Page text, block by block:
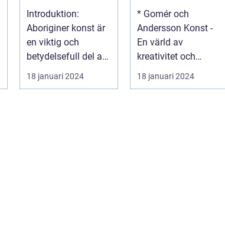
på kulturell
mångfald och
kreativitet
Introduktion:
Aboriginer konst är
en viktig och
betydelsefull del av
Australiens
kulturella arv. Un...
18 januari 2024
ÖVERSIKT OCH
ANALYS**
* Gomér och
Andersson Konst -
En värld av
kreativitet och
skönhet En
övergripande,
18 januari 2024